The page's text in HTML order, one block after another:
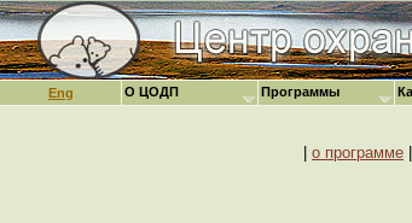
Eng
о программе
О ЦОДП Программы